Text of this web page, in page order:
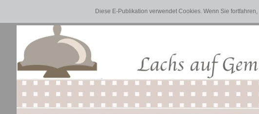
Diese E-Publikation verwendet Cookies. Wenn Sie